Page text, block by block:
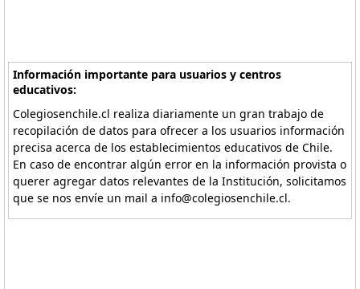
Información importante para usuarios y centros
educativos:
Colegiosenchile.cl realiza diariamente un gran trabajo de
recopilación de datos para ofrecer a los usuarios información
precisa acerca de los establecimientos educativos de Chile.
En caso de encontrar algún error en la información provista o
querer agregar datos relevantes de la Institución, solicitamos
que se nos envíe un mail a info@colegiosenchile.cl.